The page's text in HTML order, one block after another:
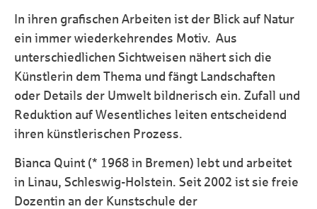
In ihren grafischen Arbeiten ist der Blick auf Natur
ein immer wiederkehrendes Motiv. Aus
unterschiedlichen Sichtweisen nähert sich die
Künstlerin dem Thema und fängt Landschaften
oder Details der Umwelt bildnerisch ein. Zufall und
Reduktion auf Wesentliches leiten entscheidend
ihren künstlerischen Prozess.
Bianca Quint (* 1968 in Bremen) lebt und arbeitet
in Linau, Schleswig-Holstein. Seit 2002 ist sie freie
Dozentin an der Kunstschule der